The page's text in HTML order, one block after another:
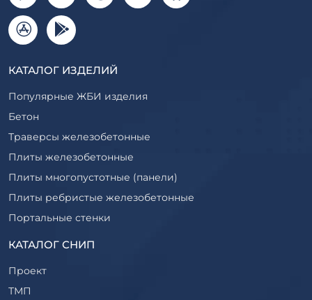
КАТАЛОГ ИЗДЕЛИЙ
Популярные ЖБИ изделия
Бетон
Траверсы железобетонные
Плиты железобетонные
Плиты многопустотные (панели)
Плиты ребристые железобетонные
Портальные стенки
Прогоны железобетонные
Ригели железобетонные
КАТАЛОГ СНИП
Проект
ТМП